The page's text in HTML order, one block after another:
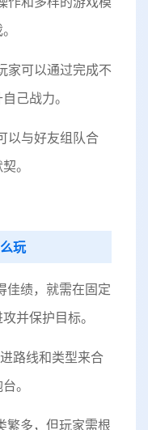
家可以通过完成不
己战力。
以与好友组队合
。
玩
佳绩，就需在固定
并保护目标。
路线和类型来合
。
繁多，但玩家需根